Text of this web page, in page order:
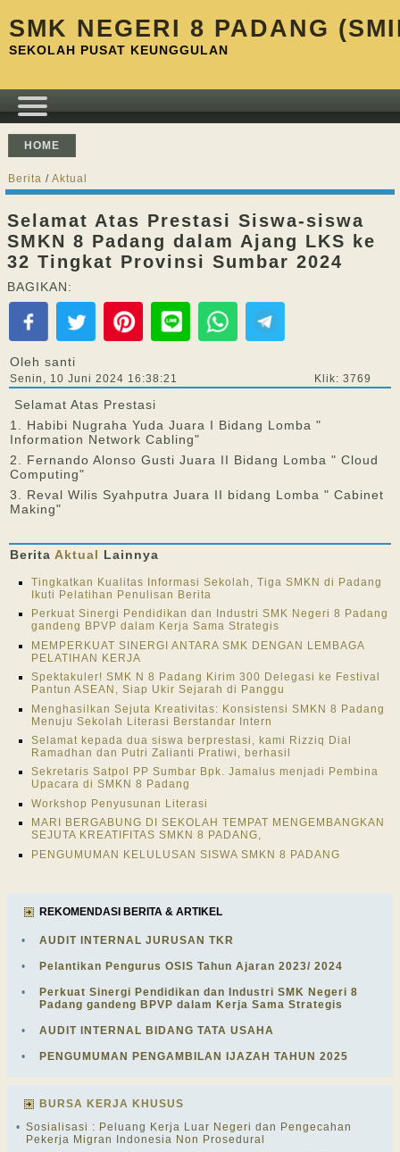
SMK NEGERI 8 PADANG
SEKOLAH PUSAT KEUNGGULAN
HOME
Berita / Aktual
Selamat Atas Prestasi Siswa-siswa
SMKN 8 Padang dalam Ajang LKS ke
32 Tingkat Provinsi Sumbar 2024
BAGIKAN:
Oleh santi
Senin, 10 Juni 2024 16:38:21 Klik: 3769
Selamat Atas Prestasi
1. Habibi Nugraha Yuda Juara I Bidang Lomba "
Information Network Cabling"
2. Fernando Alonso Gusti Juara II Bidang Lomba " Cloud
Computing"
3. Reval Wilis Syahputra Juara II bidang Lomba " Cabinet
Making"
Berita Aktual Lainnya
Tingkatkan Kualitas Informasi Sekolah, Tiga SMKN di Padang
Ikuti Pelatihan Penulisan Berita
Perkuat Sinergi Pendidikan dan Industri SMK Negeri 8 Padang
gandeng BPVP dalam Kerja Sama Strategis
MEMPERKUAT SINERGI ANTARA SMK DENGAN LEMBAGA
PELATIHAN KERJA
Spektakuler! SMK N 8 Padang Kirim 300 Delegasi ke Festival
Pantun ASEAN, Siap Ukir Sejarah di Panggu
Menghasilkan Sejuta Kreativitas: Konsistensi SMKN 8 Padang
Menuju Sekolah Literasi Berstandar Intern
Selamat kepada dua siswa berprestasi, kami Rizziq Dial
Ramadhan dan Putri Zalianti Pratiwi, berhasil
Sekretaris Satpol PP Sumbar Bpk. Jamalus menjadi Pembina
Upacara di SMKN 8 Padang
Workshop Penyusunan Literasi
MARI BERGABUNG DI SEKOLAH TEMPAT MENGEMBANGKAN
SEJUTA KREATIFITAS SMKN 8 PADANG,
PENGUMUMAN KELULUSAN SISWA SMKN 8 PADANG
REKOMENDASI BERITA & ARTIKEL
• AUDIT INTERNAL JURUSAN TKR
• Pelantikan Pengurus OSIS Tahun Ajaran 2023/ 2024
•
Perkuat Sinergi Pendidikan dan Industri SMK Negeri 8
Padang gandeng BPVP dalam Kerja Sama Strategis
• AUDIT INTERNAL BIDANG TATA USAHA
• PENGUMUMAN PENGAMBILAN IJAZAH TAHUN 2025
BURSA KERJA KHUSUS
• Sosialisasi : Peluang Kerja Luar Negeri dan Pengecahan
Pekerja Migran Indonesia Non Prosedural